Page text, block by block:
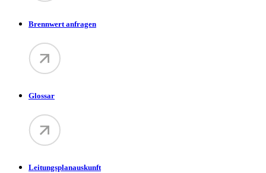
Brennwert anfragen
Glossar
Leitungsplanauskunft